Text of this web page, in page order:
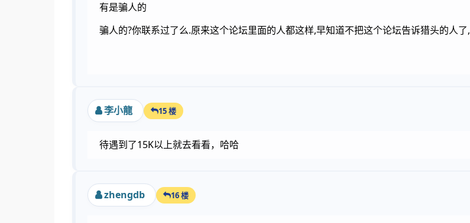
有是骗人的
骗人的?你联系过了么.原来这个论坛里面的人都这样,早知道不把这个论坛告诉猎头的人了,
李小龍 15 楼
待遇到了15K以上就去看看，哈哈
zhengdb 16 楼